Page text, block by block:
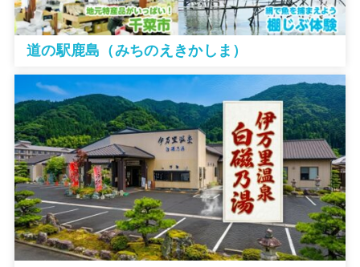
道の駅鹿島（みちのえきかしま）